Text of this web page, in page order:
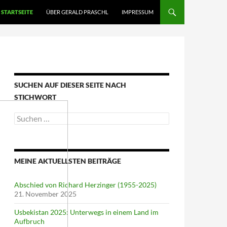
STARTSEITE ÜBER GERALD PRASCHL IMPRESSUM
SUCHEN AUF DIESER SEITE NACH
STICHWORT
Suche
nach:
MEINE AKTUELLSTEN BEITRÄGE
Abschied von Richard Herzinger (1955-2025)
21. November 2025
Usbekistan 2025: Unterwegs in einem Land im
Aufbruch